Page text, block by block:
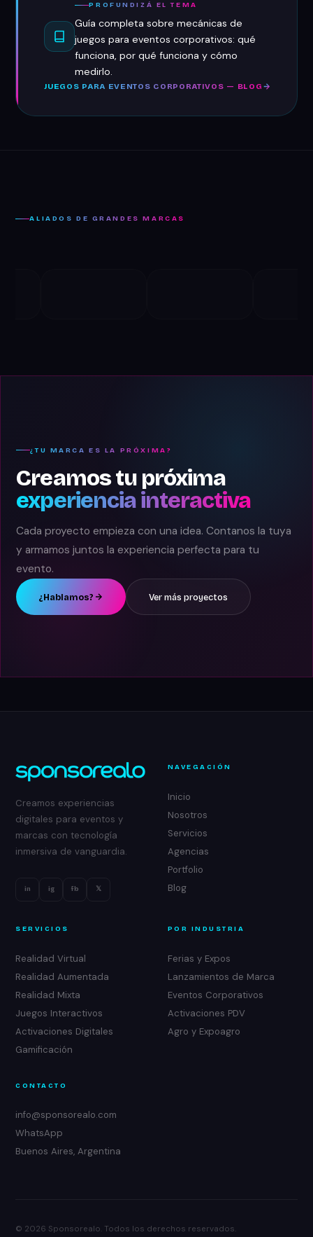
PROFUNDIZÁ EL TEMA
Guía completa sobre mecánicas de
juegos para eventos corporativos: qué
funciona, por qué funciona y cómo
medirlo.
JUEGOS PARA EVENTOS CORPORATIVOS — BLOG
ALIADOS DE GRANDES MARCAS
¿TU MARCA ES LA PRÓXIMA?
Creamos tu próxima
experiencia interactiva
Cada proyecto empieza con una idea. Contanos la tuya
y armamos juntos la experiencia perfecta para tu
evento.
¿Hablamos? Ver más proyectos
Creamos experiencias
digitales para eventos y
marcas con tecnología
inmersiva de vanguardia.
in ig fb 𝕏
NAVEGACIÓN
Inicio
Nosotros
Servicios
Agencias
Portfolio
Blog
SERVICIOS
Realidad Virtual
Realidad Aumentada
Realidad Mixta
Juegos Interactivos
Activaciones Digitales
Gamificación
POR INDUSTRIA
Ferias y Expos
Lanzamientos de Marca
Eventos Corporativos
Activaciones PDV
Agro y Expoagro
CONTACTO
info@sponsorealo.com
WhatsApp
Buenos Aires, Argentina
© 2026 Sponsorealo. Todos los derechos reservados.